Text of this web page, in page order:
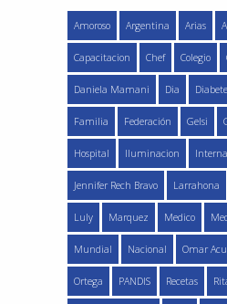
Amoroso Argentina Arias
Capacitacion Chef Colegio
Daniela Mamani Dia
Familia Federación Gelsi
Hospital Iluminacion
Jennifer Rech Bravo Larrahona
Luly Marquez Medico
Mundial Nacional Omar
Ortega PANDIS Recetas